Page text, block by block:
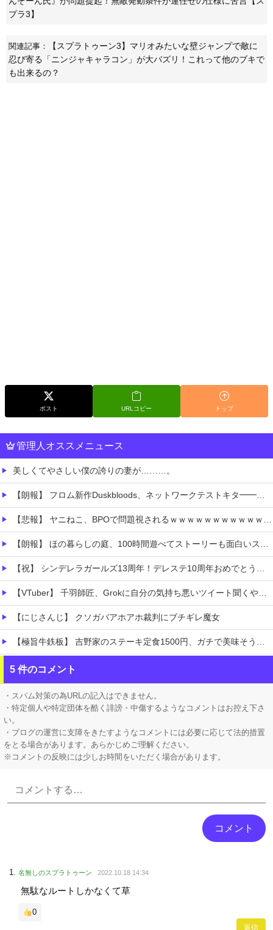
プラ3】
関連記事：
【スプラトゥーン3】マリオみたいな壁ジャンプで敵に
忍び寄る「ニンジャキャラコン」が大バズリ！これって他のブキで
も出来るの？
ポスト URLコピー トップ
管理人オススメニュース
美しくてやさしい僕の誇りの妻が………。
【朗報】 フロム新作Duskbloods、ネットワークテストキタ━━━━(゜∀゜)━━━━!!
【悲報】 ヤニねこ、BPOで問題視されるｗｗｗｗｗｗｗｗｗｗｗｗｗ
【朗報】 ほの暮らしの庭、100時間遊べてストーリーも面白いスタバレの上位互換だとまじで好評
【祝】 シンデレラガールズ13周年！デレステ10周年おめでとう！ガチャ更新SSR八神マキノ・イベントSRイヴ、SR望月聖！
【VTuber】 千羽師匠、Grokに自分の気持ち悪いツイート聞くやつやってるのかなって思ったら相手鴨神やんけ
【にじさんじ】 クソガバアホアホ裁判にブチギレ魔女
【極旨牛鉄板】 吉野家のステーキ定食1500円、ガチで美味そうｗｗｗ
【衝撃】 「かわいい虫」ランキング、ついに発表される
職場の人妻と不倫をして、ついに、、、
5 件のコメント
・スパム対策の為URLの記入はできません。
・特定個人や特定団体を酷く誹謗・中傷するようなコメントはお控え下さ
い。
・ブログの運営に支障をきたすようなコメントには必要に応じて法的措置
をとる場合があります。あらかじめご理解ください。
※コメントの反映には少しお時間をいただく場合があります。
名無しのスプラトゥーン 2022.10.18 14:34
無駄なルートしかなくて草
0
返信